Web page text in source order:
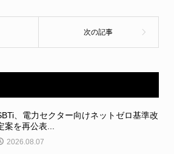
、電力セクター向けネットゼロ基準改
案を再公表...
2026.08.07